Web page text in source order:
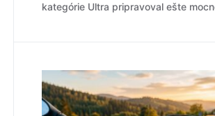
kategórie Ultra pripravoval ešte